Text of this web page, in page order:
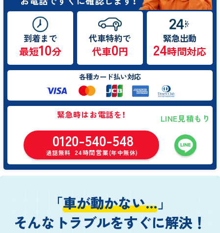
到着まで
最短10分
代車特約で
代車0円
緊急出動
24時間対応
各種カード払い対応
緊急時はお電話を！
0120-540-548
通話無料 24時間営業(年中無休)
LINE見積もり
「車が動かない…」
そんなトラブルをすぐに解決！